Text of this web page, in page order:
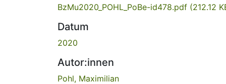
BzMu2020_POHL_PoBe-id478.pdf (212.12
Datum
2020
Autor:innen
Pohl, Maximilian